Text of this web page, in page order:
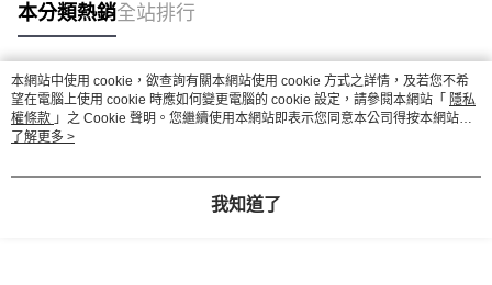
本分類熱銷全站排行
熱門標籤
本網站中使用 cookie，欲查詢有關本網站使用 cookie 方式之詳情，及若您不希
望在電腦上使用 cookie 時應如何變更電腦的 cookie 設定，請參閱本網站「 隱私
權條款 」之 Cookie 聲明。您繼續使用本網站即表示您同意本公司得按本網站使
用條款之 Cookie 聲明使用 cookie。
了解更多 >
我知道了